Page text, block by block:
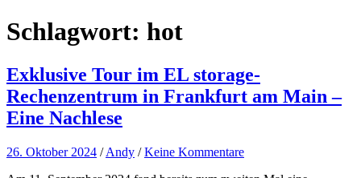
Schlagwort: hot
Exklusive Tour im EL storage-
Rechenzentrum in Frankfurt am Main –
Eine Nachlese
26. Oktober 2024 /Andy /Keine Kommentare